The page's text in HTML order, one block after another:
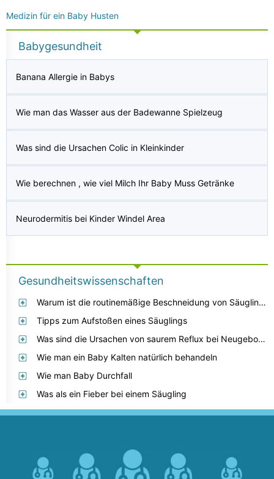
Medizin für ein Baby Husten
Babygesundheit
Banana Allergie in Babys
Wie man das Wasser aus der Badewanne Spielzeug
Was sind die Ursachen Colic in Kleinkinder
Wie berechnen , wie viel Milch Ihr Baby Muss Getränke
Neurodermitis bei Kinder Windel Area
Gesundheitswissenschaften
Warum ist die routinemäßige Beschneidung von Säuglingen so beliebt?
Tipps zum Aufstoßen eines Säuglings
Was sind die Ursachen von saurem Reflux bei Neugeborenen
Wie man ein Baby Kalten natürlich behandeln
Wie man Baby Durchfall
Was als ein Fieber bei einem Säugling